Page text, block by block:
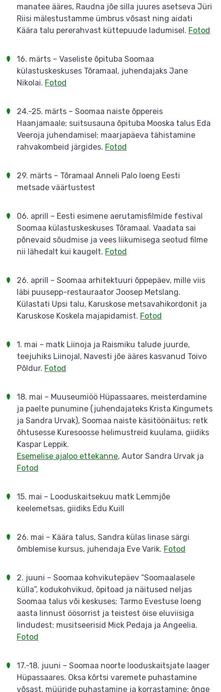
manatee ääres, Raudna jõe silla juures asetseva Jüri
Riisi mälestustamme ümbrus võsast ning aidati
Käära talu pererahvast küttepuude ladumisel. Fotod
16. märts – Vaseliste õpituba Soomaa
külastuskeskuses Tõramaal, juhendajaks Jane
Nikolai. Fotod
24.-25. märts – Soomaa naiste õppereis
Haanjamaale; suitsusauna õpituba Mooska talus Eda
Veeroja juhendamisel; maarjapäeva tähistamine
rahvakombeid järgides. Fotod
29. märts – Tõramaal Anneli Palo loeng Eesti
metsade väärtustest
06. aprill – Eesti esimene aerutamisfilmide festival
Soomaa külastuskeskuses Tõramaal. Vaadata sai
põnevaid sõudmise ja vees liikumisega seotud filme
nii lähedalt kui kaugelt. Fotod
26. aprill – Soomaa arhitektuuri õppepäev, mille viis
läbi puusepp-restauraator Joosep Metslang.
Külastati Upsi talu, Karuskose metsavahikordonit ja
Karuskose Koskela majapidamist. Fotod
1. mai – matk Liinoja ja Raismiku talude juurde,
teejuhiks Liinojal, Navesti jõe ääres kasvanud Toivo
Põldur. Fotod
18. mai – Muuseumiöö Hüpassaares, meisterdamine
ja paelte punumine (juhendajateks Krista Kingumets
ja Sandra Urvak), Soomaa naiste käsitöönäitus; retk
õhtusesse Kuresoosse helimustreid kuulama, giidiks
Kaspar Leppik.
Esemelise ajaloo ettekanne, Autor Sandra Urvak ja
Fotod
15. mai – Looduskaitsekuu matk Lemmjõe
keelemetsas, giidiks Edu Kuill
26. mai – Käära talus, Sandra külas linase särgi
õmblemise kursus, juhendaja Eve Varik. Fotod
2. juuni – Soomaa kohvikutepäev “Soomaalasele
külla”, kodukohvikud, õpitoad ja näitused neljas
Soomaa talus või keskuses; Tarmo Evestuse loeng
aasta linnust öösorrist ja teistest öise eluviisiga
lindudest; musitseerisid Mick Pedaja ja Angeelia.
Fotod
17.-18. juuni – Soomaa noorte looduskaitsjate laager
Hüpassaares. Oksa kõrtsi varemete puhastamine
võsast, müüride puhastamine ja korrastamine; õnge